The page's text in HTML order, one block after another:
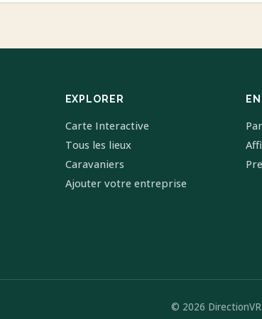
EXPLORER
Carte Interactive
Tous les lieux
Caravaniers
Ajouter votre entreprise
© 2026